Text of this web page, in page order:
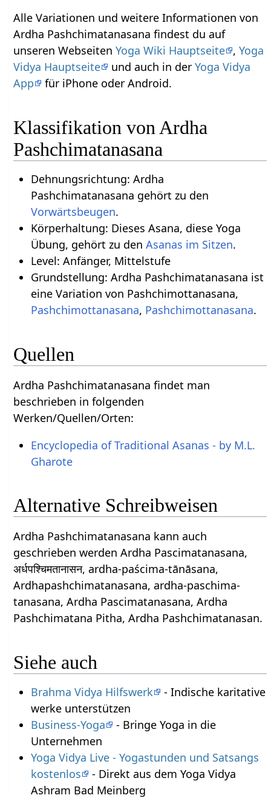
Alle Variationen und weitere Informationen von
Ardha Pashchimatanasana findest du auf
unseren WebseitenYoga Wiki Hauptseite ,Yoga
Vidya Hauptseite
und auch in derYoga Vidya
App
für iPhone oder Android.
Klassifikation von Ardha
Pashchimatanasana
Dehnungsrichtung: Ardha
Pashchimatanasana gehört zu den
Vorwärtsbeugen.
Körperhaltung: Dieses Asana, diese Yoga
Übung, gehört zu den Asanas im Sitzen.
Level: Anfänger, Mittelstufe
Grundstellung: Ardha Pashchimatanasana ist
eine Variation von Pashchimottanasana,
Pashchimottanasana, Pashchimottanasana.
Quellen
Ardha Pashchimatanasana findet man
beschrieben in folgenden
Werken/Quellen/Orten:
Encyclopedia of Traditional Asanas - by M.L.
Gharote
Alternative Schreibweisen
Ardha Pashchimatanasana kann auch
geschrieben werden Ardha Pascimatanasana,
अर्धपश्चिमतानासन, ardha-paścima-tānāsana,
Ardhapashchimatanasana, ardha-paschima-
tanasana, Ardha Pascimatanasana, Ardha
Pashchimatana Pitha, Ardha Pashchimatanasan.
Siehe auch
Brahma Vidya Hilfswerk
- Indische karitative
werke unterstützen
Business-Yoga
- Bringe Yoga in die
Unternehmen
Yoga Vidya Live - Yogastunden und Satsangs
kostenlos
- Direkt aus dem Yoga Vidya
Ashram Bad Meinberg